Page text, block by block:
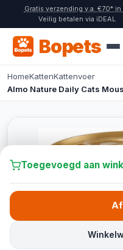
Gratis verzending v.a. €70* in
Veilig betalen via iDEAL
Bopets
HomeKattenKattenvoer
Almo Nature Daily Cats
Toegevoegd aan